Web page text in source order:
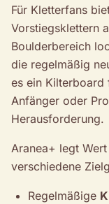
Für Kletterfans
Vorstiegsklettern
Boulderbereich
die regelmäßig
es ein Kilterboard
Anfänger oder
Herausforderung.
Aranea+ legt
verschiedene
Regelmäßige